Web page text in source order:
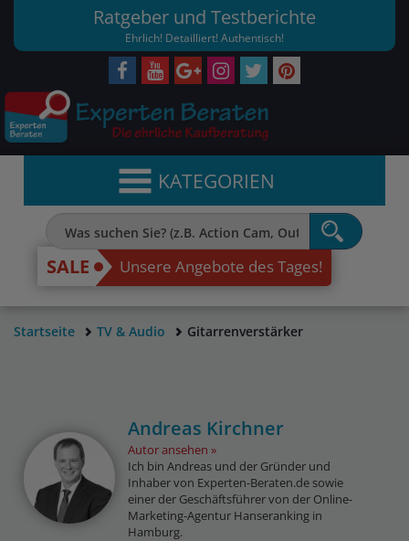
Ratgeber und Testberichte
Ehrlich! Detailliert! Authentisch!
KATEGORIEN
SALE Unsere Angebote des Tages!
Startseite TV & Audio Gitarrenverstärker
Andreas Kirchner
Autor ansehen
Ich bin Andreas und der Gründer und
Inhaber von Experten-Beraten.de sowie
einer der Geschäftsführer von der Online-
Marketing-Agentur Hanseranking in
Hamburg.